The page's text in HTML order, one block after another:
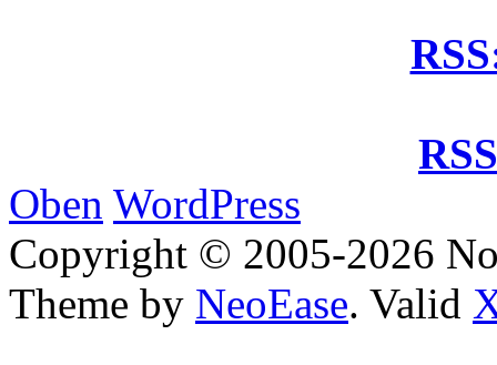
Oben WordPress
Copyright © 2005-2026
Theme by NeoEase. Valid